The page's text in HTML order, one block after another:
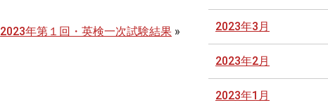
2023年第１回・英検一次試験結果 » 2023年3月
2023年2月
2023年1月